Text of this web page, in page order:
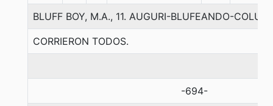
BLUFF BOY, M.A., 11. AUGURI-BLUFEANDO-
CORRIERON TODOS.
-694-